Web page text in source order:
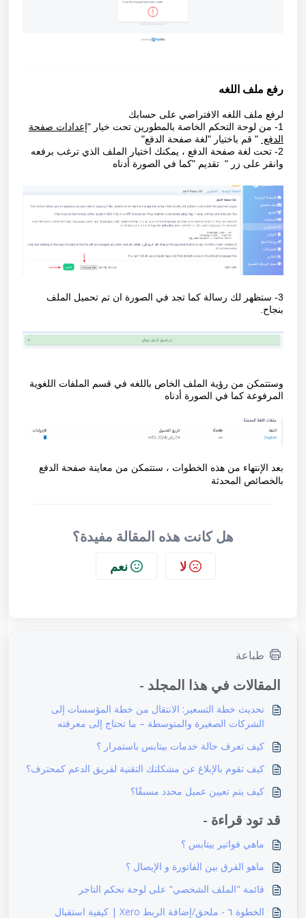
رفع ملف اللغه
لرفع ملف اللغه الافتراضي على حسابك
إعدادات صفحة
الدفع " قم باختيار "لغة صفحة الدفع"
2- تحت لغة صفحة الدفع ، يمكنك اختيار الملف الذي ترغب برفعه
وانقر على زر " تقديم "كما في الصورة أدناه
3- ستظهر لك رسالة كما تجد في الصورة ان تم تحميل الملف
بنجاح.
وستتمكن من رؤية الملف الخاص باللغه في قسم الملفات اللغوية
المرفوعة كما في الصورة أدناه
بعد الإنتهاء من هذه الخطوات ، ستتمكن من معاينة صفحة الدفع
بالخصائص المحدثة
هل كانت هذه المقالة مفيدة؟
لا نعم
طباعة
المقالات في هذا المجلد -
تحديث خطة التسعير: الانتقال من خطة المؤسسات إلى
الشركات الصغيرة والمتوسطة – ما تحتاج إلى معرفته
كيف تعرف حالة خدمات بيتابس باستمرار ؟
كيف تقوم بالإبلاغ عن مشكلتك التقنية لفريق الدعم كمحترف؟
كيف يتم تعيين عميل محدد مسبقًا؟
قد تود قراءة -
ماهي فواتير بيتابس ؟
ماهو الفرق بين الفاتورة و الإيصال ؟
قائمة "الملف الشخصي" على لوحة تحكم التاجر
الخطوة ٦ - ملحق/إضافة الربط Xero | كيفية استقبال